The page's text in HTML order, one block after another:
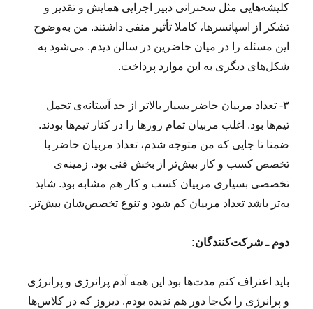
کلیشه‌هایی مثل سخنرانی دبیر اجرایی همایش و تقدیر و
تشکر از اسپانسرها، کاملا تأثیر منفی داشتند. من به‌وضوح
این مسئله را در میان حاضرین در سالن دیدم. می‌شود به
شکل‌های دیگری به این موارد پرداخت.
۳- تعداد مربیان حاضر بسیار بالاتر از حد آستانه‌ی تحمل
تیم‌ها بود. اغلب مربیان تمام روزها را در کنار تیم‌ها بودند.
ضمنا تا جایی که من متوجه شدم، تعداد مربیان حاضر با
تخصص کسب و کار بیش‌تر از بخش فنی بود. زمینه‌ی
تخصصی بسیاری مربیان کسب و کار هم مشابه بود. شاید
به‌تر باشد تعداد مربیان کم شود و تنوع تخصص‌شان بیش‌تر.
دوم ـ شرکت‌کنندگان:
باید اعتراف کنم مدت‌ها بود این همه آدم پرانرژی و پرانرژی
و پرانرژی را یک‌جا دور هم ندیده بودم. دیروز که در کلاس‌ها